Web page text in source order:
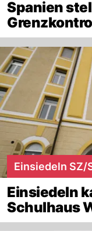
Spanien
Einsiedeln SZ/
Einsiedeln
Schulhaus